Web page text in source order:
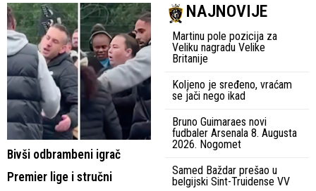
Bivši odbrambeni igrač
Premier lige i stručni
NAJNOVIJE
Martinu pole pozicija za
Veliku nagradu Velike
Britanije
Koljeno je sređeno, vraćam
se jači nego ikad
Bruno Guimaraes novi
fudbaler Arsenala 8. Augusta
2026. Nogomet
Samed Baždar prešao u
belgijski Sint-Truidense VV